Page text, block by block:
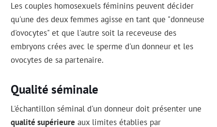
Les couples homosexuels féminins peuvent décider
qu'une des deux femmes agisse en tant que "donneuse
d'ovocytes" et que l'autre soit la receveuse des
embryons crées avec le sperme d'un donneur et les
ovocytes de sa partenaire.
Qualité séminale
L'échantillon séminal d'un donneur doit présenter une
qualité supérieure aux limites établies par